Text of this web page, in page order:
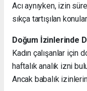
Acı aynıyken, izin
sıkça tartışılan
Doğum İzinlerinde
Kadın çalışanlar için
haftalık analık izni
Ancak babalık